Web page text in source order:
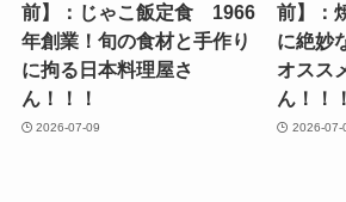
前】：じゃこ飯定食 1966
年創業！旬の食材と手作り
に拘る日本料理屋さ
ん！！！
2026-07-09
前】：
に絶妙
オスス
ん！！
2026-07-